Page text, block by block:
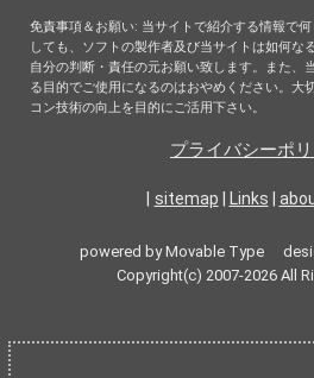
免責事項＆お願い: 当サイトで紹介する情報で
しても、ソフトの製作者及び当サイトは如何な
自分の判断・責任の元お願い致します。また、
る目的でご使用になるのはおやめください。大
コン技術の向上を目的にご活用下さい。
プライバシーポ
sitemap Links
powered by Movable Type
Copyright(c) 2007-2026 All